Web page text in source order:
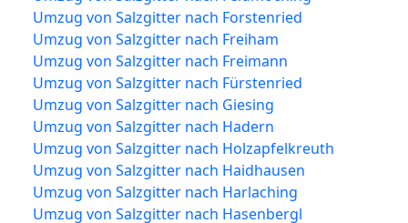
Umzug von Salzgitter nach Forstenried
Umzug von Salzgitter nach Freiham
Umzug von Salzgitter nach Freimann
Umzug von Salzgitter nach Fürstenried
Umzug von Salzgitter nach Giesing
Umzug von Salzgitter nach Hadern
Umzug von Salzgitter nach Holzapfelkreuth
Umzug von Salzgitter nach Haidhausen
Umzug von Salzgitter nach Harlaching
Umzug von Salzgitter nach Hasenbergl